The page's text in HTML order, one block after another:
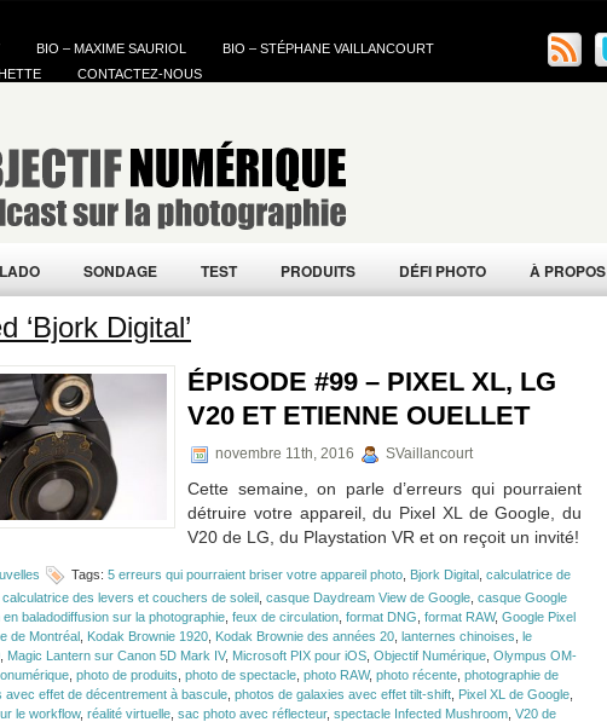
BIO – MAXIME SAURIOL
BIO – STÉPHANE VAILLANCOURT
CONTACTEZ-NOUS
SONDAGE TEST PRODUITS DÉFI PHOTO À PROPOS
‘Bjork Digital’
ÉPISODE #99 – PIXEL XL, LG
V20 ET ETIENNE OUELLET
novembre 11th, 2016 SVaillancourt
Cette semaine, on parle d’erreurs qui pourraient
détruire votre appareil, du Pixel XL de Google, du
V20 de LG, du Playstation VR et on reçoit un invité!
Tags: 5 erreurs qui pourraient briser votre appareil photo Bjork Digital calculatrice de
calculatrice des levers et couchers de soleil casque Daydream View de Google casque Google
en baladodiffusion sur la photographie feux de circulation format DNG format RAW, Google Pixel
de Montréal Kodak Brownie 1920 Kodak Brownie des années 20 lanternes chinoises le
Magic Lantern sur Canon 5D Mark IV, Microsoft PIX pour iOS Objectif Numérique Olympus OM-
onumérique photo de produits photo de spectacle photo RAW, photo récente photographie de
avec effet de décentrement à bascule photos de galaxies avec effet tilt-shift Pixel XL de Google
le workflow, réalité virtuelle sac photo avec réflecteur, spectacle Infected Mushroom V20 de